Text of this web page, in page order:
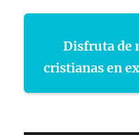
Disfruta de
cristianas en